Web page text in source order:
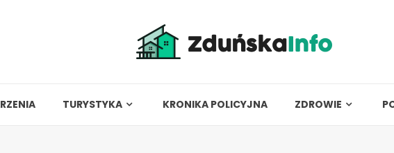
TURYSTYKA KRONIKA POLICYJNA ZDROWIE